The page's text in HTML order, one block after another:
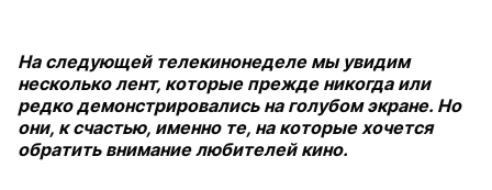
На следующей телекинонеделе мы увидим
несколько лент, которые прежде никогда или
редко демонстрировались на голубом экране. Но
они, к счастью, именно те, на которые хочется
обратить внимание любителей кино.